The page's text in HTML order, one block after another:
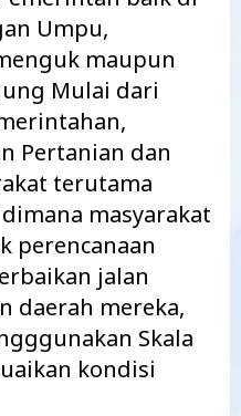
Umpu,
maupun
Mulai dari
Pertanian dan
terutama
masyarakat
perencanaan
jalan
daerah mereka,
Skala
kondisi